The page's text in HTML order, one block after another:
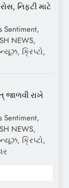
નિફ્ટી માટે
Sentiment,
NEWS,
ન્યૂઝ, ક્રિપ્ટો,
જાળવી રાખે
Sentiment,
NEWS,
ન્યૂઝ, ક્રિપ્ટો,